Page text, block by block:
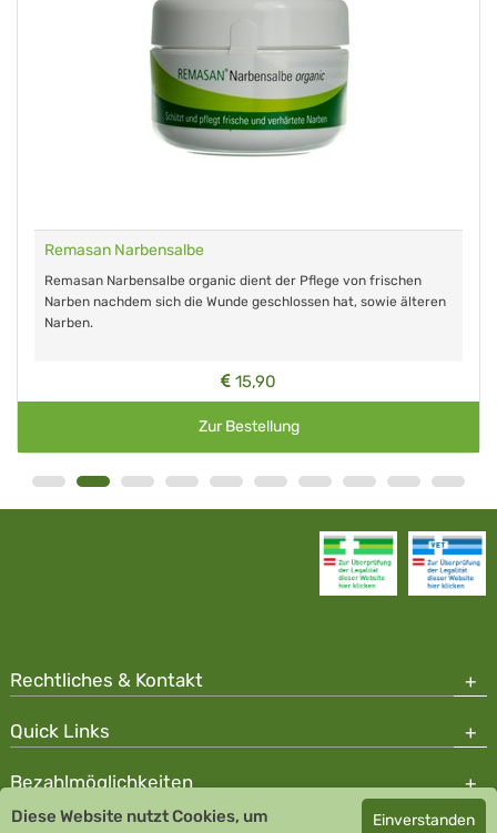
Remasan Narbensalbe
Remasan Narbensalbe organic dient der Pflege von frischen
Narben nachdem sich die Wunde geschlossen hat, sowie älteren
Narben.
15,90
Zur Bestellung
Rechtliches & Kontakt
Quick Links
Bezahlmöglichkeiten
Diese Website nutzt Cookies, um Einverstanden